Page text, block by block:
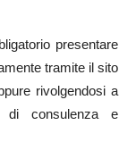
presentare
tramite il sito
rivolgendosi a
consulenza e